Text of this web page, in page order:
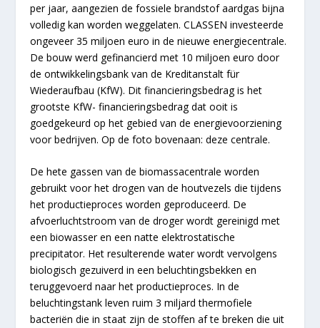
per jaar, aangezien de fossiele brandstof aardgas bijna
volledig kan worden weggelaten. CLASSEN investeerde
ongeveer 35 miljoen euro in de nieuwe energiecentrale.
De bouw werd gefinancierd met 10 miljoen euro door
de ontwikkelingsbank van de Kreditanstalt für
Wiederaufbau (KfW). Dit financieringsbedrag is het
grootste KfW- financieringsbedrag dat ooit is
goedgekeurd op het gebied van de energievoorziening
voor bedrijven. Op de foto bovenaan: deze centrale.
De hete gassen van de biomassacentrale worden
gebruikt voor het drogen van de houtvezels die tijdens
het productieproces worden geproduceerd. De
afvoerluchtstroom van de droger wordt gereinigd met
een biowasser en een natte elektrostatische
precipitator. Het resulterende water wordt vervolgens
biologisch gezuiverd in een beluchtingsbekken en
teruggevoerd naar het productieproces. In de
beluchtingstank leven ruim 3 miljard thermofiele
bacteriën die in staat zijn de stoffen af te breken die uit